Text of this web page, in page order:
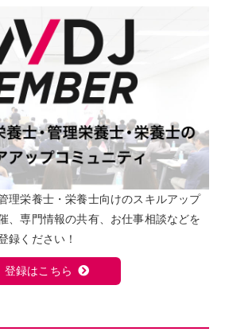
理栄養士・栄養士向けのスキルアップ
、専門情報の共有、お仕事相談などを
録ください！
登録はこちら